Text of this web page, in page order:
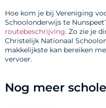
Hoe kom je bij Vereniging
Schoolonderwijs te
routebeschrijving. Zo zie je
Christelijk Nationaal
makkelijkste kan bereiken
vervoer.
Nog meer